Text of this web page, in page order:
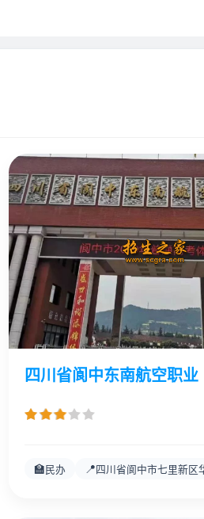
四川省阆中东南航空职业
🏫 民办 📍 四川省阆中市七里新区